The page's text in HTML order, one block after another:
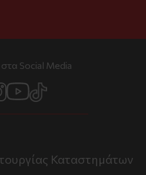
στα Social Media
Καταστημάτων